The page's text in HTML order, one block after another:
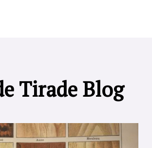
Tirade Blog